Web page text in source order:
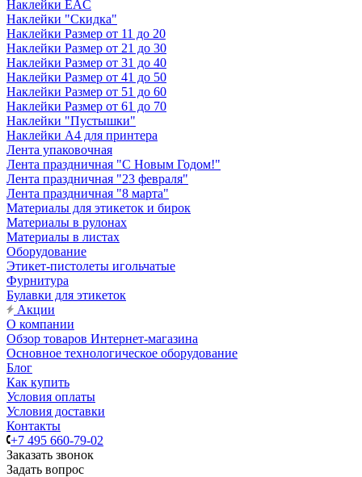
Наклейки EAC
Наклейки "Скидка"
Наклейки Размер от 11 до 20
Наклейки Размер от 21 до 30
Наклейки Размер от 31 до 40
Наклейки Размер от 41 до 50
Наклейки Размер от 51 до 60
Наклейки Размер от 61 до 70
Наклейки "Пустышки"
Наклейки А4 для принтера
Лента упаковочная
Лента праздничная "С Новым Годом!"
Лента праздничная "23 февраля"
Лента праздничная "8 марта"
Материалы для этикеток и бирок
Материалы в рулонах
Материалы в листах
Оборудование
Этикет-пистолеты игольчатые
Фурнитура
Булавки для этикеток
Акции
О компании
Обзор товаров Интернет-магазина
Основное технологическое оборудование
Блог
Как купить
Условия оплаты
Условия доставки
Контакты
+7 495 660-79-02
Заказать звонок
Задать вопрос